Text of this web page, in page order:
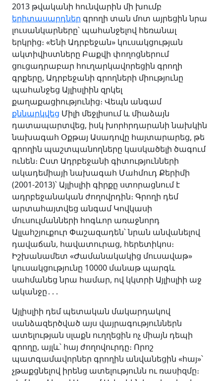
2013 թվականի հունվարին մի խումբ
երիտասարդներ գրողի տան մոտ այրեցին նրա
լուսանկարները՝ պահանջելով հեռանալ
երկրից։ «Ենի Ադրբեջան» կուսակցության
ակտիվիստները Բաքվի փողոցներում
ցուցադրաբար հուղարկավորեցին գրողի
գրքերը, Ադրբեջանի գրողների միությունը
պահանջեց Այլիսլիին զրկել
քաղաքացիությունից։ Վեպն անգամ
քննարկվեց Միլի մեջլիսում և միաձայն
դատապարտվեց, իսկ խորհրդարանի նախկին
նախագահ Օքթայ Ասադովը հայտարարեց, թե
գրողին պաշտպանողները կասկածելի ծագում
ունեն։ Ըստ Ադրբեջանի գիտությունների
ակադեմիայի նախագահ Մահմուդ Քերիմի
(2001-2013)՝ Այլիսլիի գիրքը ստորացնում է
ադրբեջանական ժողովրդին։ Գրողի դեմ
արտահայտվեց անգամ Կովկասի
մուսուլմանների հոգևոր առաջնորդ
Ալլահշյուքուր Փաշազադեն՝ նրան անվանելով
դավաճան, հավատուրաց, հերետիկոս։
Իշխանամետ «Ժամանակակից մուսավաթ»
կուսակցությունը 10000 մանաթ պարգև
սահմանեց նրա համար, ով կկտրի Այլիսլիի աջ
ականջը․․․
Այլիսլիի դեմ պետական մակարդակով
սանձազերծված այս վայրագություններն
ատելության սլաքն ուղղեցին ոչ միայն դեպի
գրողը, այլև՝ հայ ժողովուրդը։ Որոշ
պատգամավորներ գրողին անվանեցին «հայ»՝
չթաքցնելով իրենց ատելությունն ու ռասիզմը։